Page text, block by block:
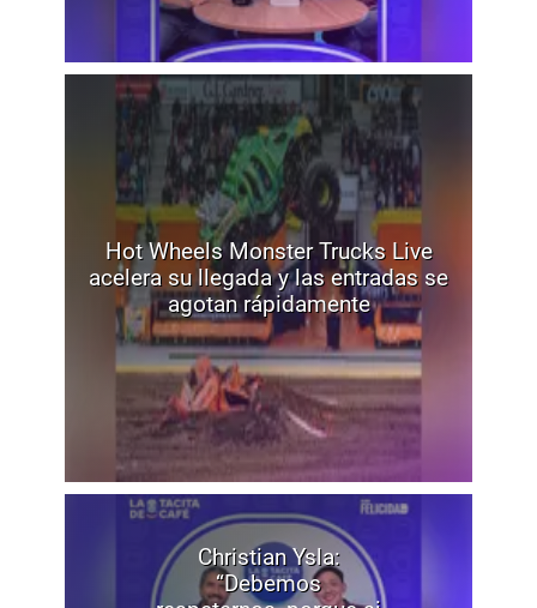
Hot Wheels Monster Trucks Live
acelera su llegada y las entradas se
agotan rápidamente
Christian Ysla:
“Debemos